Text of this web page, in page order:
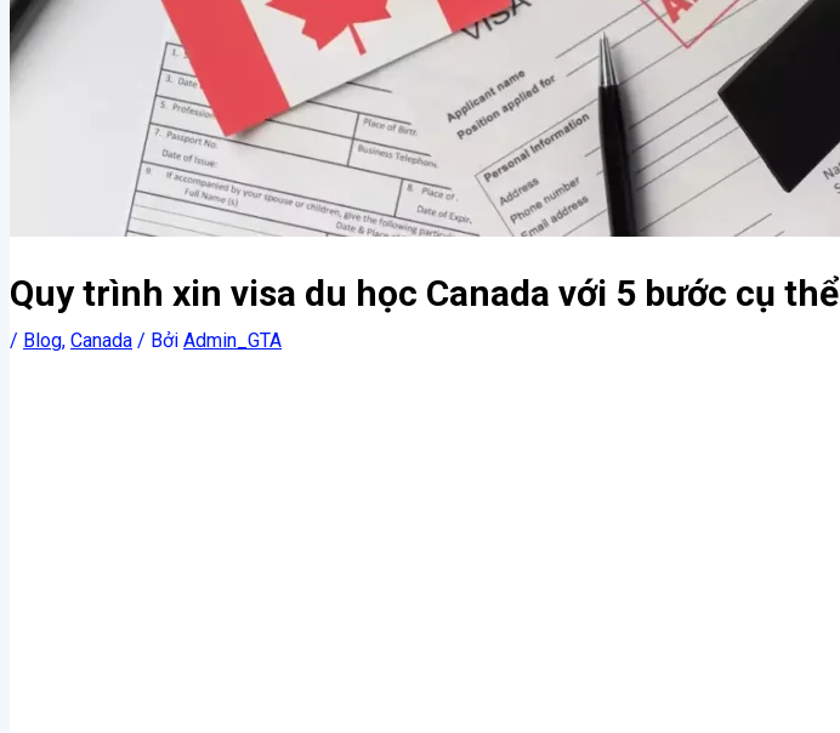
Quy trình xin visa du học Canada với 5 bước cụ thể
/ Blog, Canada / Bởi Admin_GTA